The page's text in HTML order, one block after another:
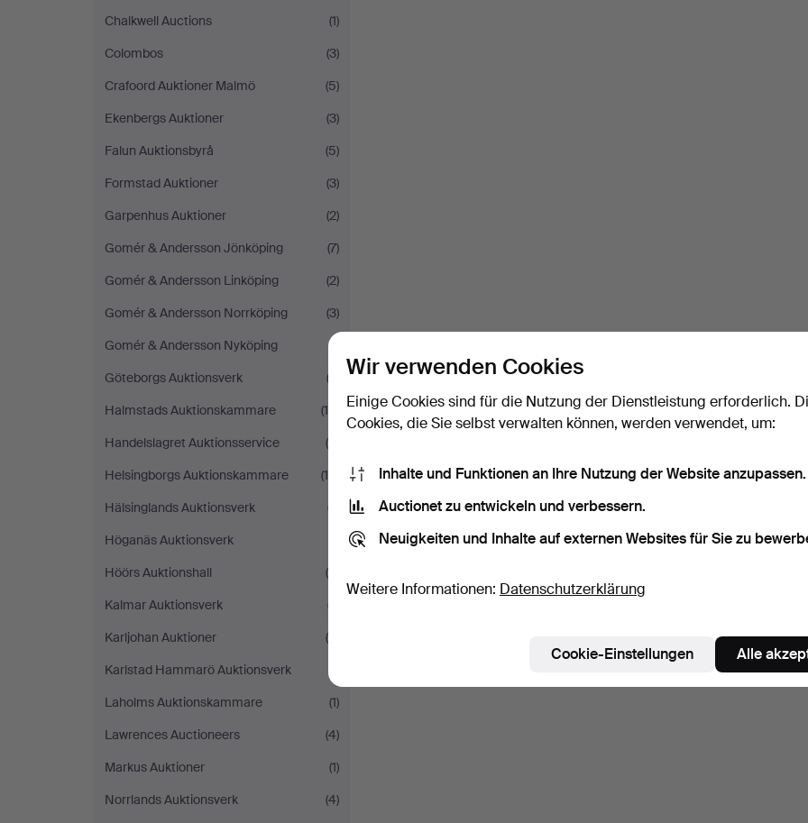
Chalkwell Auctions
(1)
Colombos
(3)
Crafoord Auktioner Malmö
(5)
Ekenbergs Auktioner
(3)
Falun Auktionsbyrå
(5)
Formstad Auktioner
(3)
Garpenhus Auktioner
(2)
Gomér & Andersson Jönköping
(7)
Gomér & Andersson Linköping
(2)
Gomér & Andersson Norrköping
(3)
Gomér & Andersson Nyköping
(1)
Göteborgs Auktionsverk
(2)
Halmstads Auktionskammare
(10)
Handelslagret Auktionsservice
(4)
Helsingborgs Auktionskammare
(19)
Hälsinglands Auktionsverk
(7)
Höganäs Auktionsverk
Höörs Auktionshall
(5)
Kalmar Auktionsverk
(7)
Karljohan Auktioner
(4)
Karlstad Hammarö Auktionsverk
Laholms Auktionskammare
(1)
Lawrences Auctioneers
(4)
Markus Auktioner
(1)
Norrlands Auktionsverk
(4)
Wir verwenden Cookies
Einige Cookies sind für die Nutzung der Dienstleistung erforderlich.
Cookies, die Sie selbst verwalten können, werden verwendet, um:
Inhalte und Funktionen an Ihre Nutzung der Website anzupassen.
Auctionet zu entwickeln und verbessern.
Neuigkeiten und Inhalte auf externen Websites für Sie zu
Weitere Informationen: Datenschutzerklärung
Cookie-Einstellungen Alle